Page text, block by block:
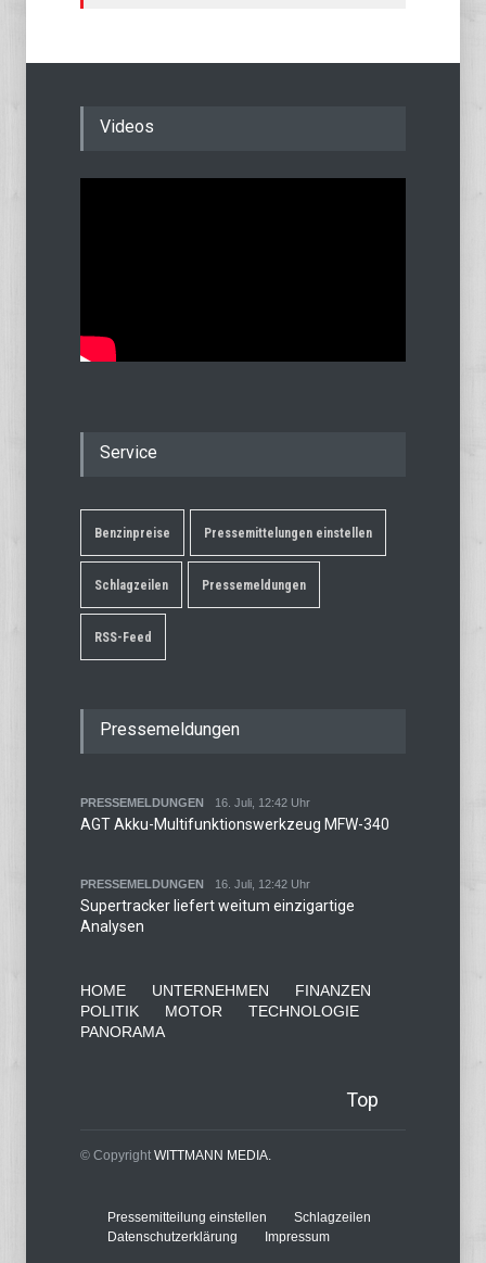
Videos
Service
Benzinpreise Pressemittelungen einstellen
Schlagzeilen Pressemeldungen
RSS-Feed
Pressemeldungen
PRESSEMELDUNGEN 16. Juli, 12:42 Uhr
AGT Akku-Multifunktionswerkzeug MFW-340
PRESSEMELDUNGEN 16. Juli, 12:42 Uhr
Supertracker liefert weitum einzigartige
Analysen
HOME UNTERNEHMEN
FINANZEN
POLITIK
MOTOR
TECHNOLOGIE
PANORAMA
Top
© Copyright WITTMANN MEDIA.
Pressemitteilung einstellen
Schlagzeilen
Datenschutzerklärung
Impressum